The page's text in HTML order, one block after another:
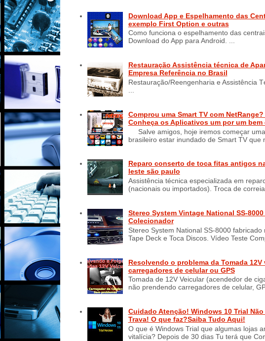
Download App e Espelhamento das
exemplo First Option e outras
Como funciona o espelhamento das
Download do App para Android. ...
Restauração Assistência técnica de
Empresa Referência no Brasil
Restauração/Reengenharia e Assistência
Comprou uma Smart TV com
Conheça os Aplicativos um por um
Salve amigos, hoje iremos começar
brasileiro estar inundado de Smart TV que
Reparo conserto de toca fitas antigos
leste são paulo
Assistência técnica especializada em
(nacionais ou importados). Troca de
Stereo System Vintage National SS-
Colecionador
Stereo System National SS-8000
Tape Deck e Toca Discos. Vídeo Teste
Resolvendo o problema da Tomada
carregadores de celular ou GPS
Tomada de 12V Veicular (acendedor de
não prendendo carregadores de celular,
Cuidado Atenção! Windows 10 Trial
Trava! O que faz?Saiba Tudo Aqui!
O que é Windows Trial que algumas lojas
vitalícia? Depois de 30 dias Tu terá que